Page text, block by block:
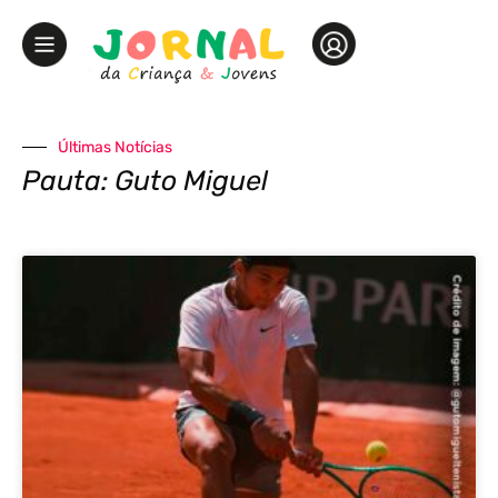
Últimas Notícias
Pauta: Guto Miguel